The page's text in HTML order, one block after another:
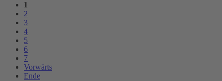
1
2
3
4
5
6
7
Vorwärts
Ende